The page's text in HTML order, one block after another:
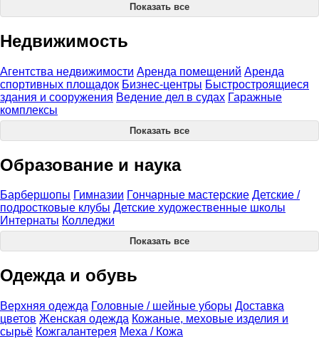
Показать все
Недвижимость
Агентства недвижимости Аренда помещений Аренда
спортивных площадок Бизнес-центры Быстростроящиеся
здания и сооружения Ведение дел в судах Гаражные
комплексы
Показать все
Образование и наука
Барбершопы Гимназии Гончарные мастерские Детские /
подростковые клубы Детские художественные школы
Интернаты Колледжи
Показать все
Одежда и обувь
Верхняя одежда Головные / шейные уборы Доставка
цветов Женская одежда Кожаные, меховые изделия и
сырьё Кожгалантерея Меха / Кожа